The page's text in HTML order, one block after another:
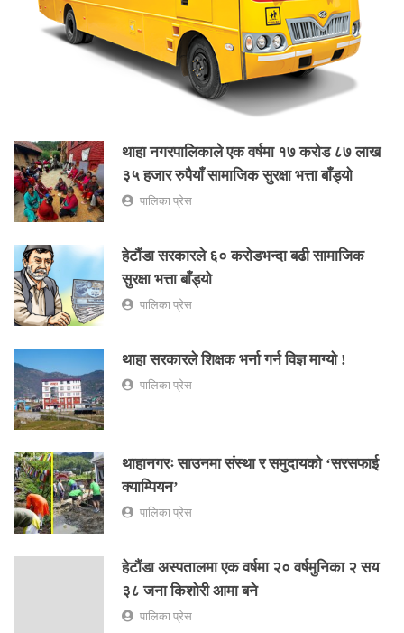
थाहा नगरपालिकाले एक वर्षमा १७ करोड ८७ लाख
३५ हजार रुपैयाँ सामाजिक सुरक्षा भत्ता बाँड्यो
पालिका प्रेस
हेटौंडा सरकारले ६० करोडभन्दा बढी सामाजिक
सुरक्षा भत्ता बाँड्यो
पालिका प्रेस
थाहा सरकारले शिक्षक भर्ना गर्न विज्ञ माग्यो !
पालिका प्रेस
थाहानगरः साउनमा संस्था र समुदायको ‘सरसफाई
क्याम्पियन’
पालिका प्रेस
हेटौंडा अस्पतालमा एक वर्षमा २० वर्षमुनिका २ सय
३८ जना किशोरी आमा बने
पालिका प्रेस